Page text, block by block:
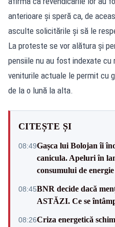
anterioare și speră ca, de
asculte solicitările și să le
La proteste se vor alătura și
pensiile nu au fost indexate
veniturile actuale le permit cu
de la o lună la alta.
CITEȘTE ȘI
08:49Gașca lui Bolojan îi
canicula. Apeluri în
consumului de energie
08:45BNR decide dacă
ASTĂZI. Ce se
08:26Criza energetică